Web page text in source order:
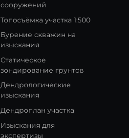
сооружений
Топосъёмка участка 1:500
Бурение скважин на
изыскания
Статическое
зондирование грунтов
Дендрологические
изыскания
Дендроплан участка
Изыскания для
экспертизы